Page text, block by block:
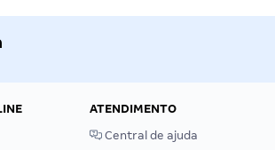
ATENDIMENTO
Central de ajuda